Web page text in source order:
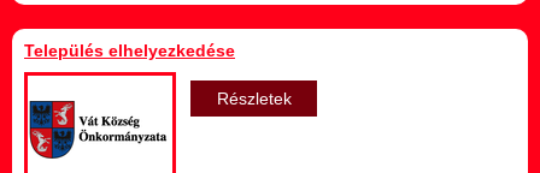
Vát
Intézmények
Település elhelyezkedése
Részletek